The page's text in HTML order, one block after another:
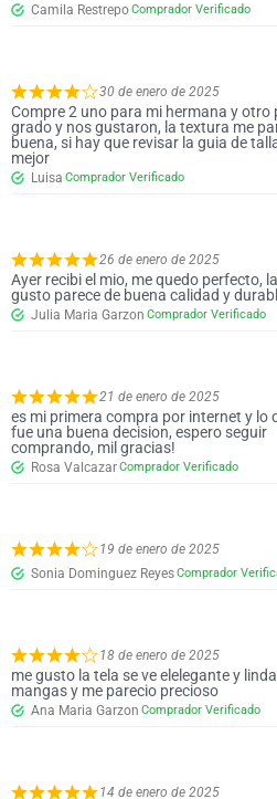
Camila Restrepo
30 de enero de 2025
Compre 2 uno para mi hermana y otro
grado y nos gustaron, la textura me
buena, si hay que revisar la guia de
mejor
Luisa
26 de enero de 2025
Ayer recibi el mio, me quedo perfecto,
gusto parece de buena calidad y
Julia Maria Garzon
21 de enero de 2025
es mi primera compra por internet y lo
fue una buena decision, espero seguir
comprando, mil gracias!
Rosa Valcazar
19 de enero de 2025
Sonia Dominguez Reyes
18 de enero de 2025
me gusto la tela se ve elelegante y
mangas y me parecio precioso
Ana Maria Garzon
14 de enero de 2025